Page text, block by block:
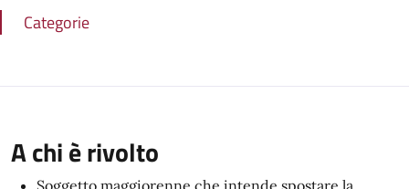
Categorie
A chi è rivolto
Soggetto maggiorenne che intende spostare la